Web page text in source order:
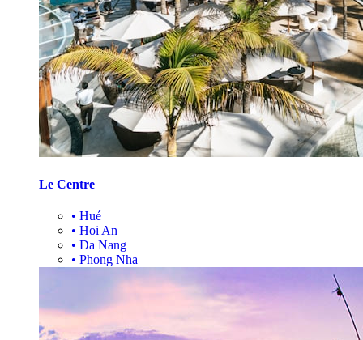
Le Centre
• Hué
• Hoi An
• Da Nang
• Phong Nha